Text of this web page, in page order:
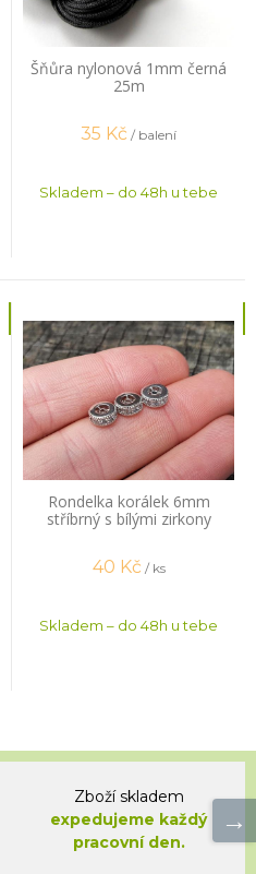
Šňůra nylonová 1mm černá
25m
35 Kč / balení
Skladem – do 48h u tebe
Rondelka korálek 6mm
stříbrný s bílými zirkony
40 Kč / ks
Skladem – do 48h u tebe
Zboží skladem
expedujeme každý
pracovní den.